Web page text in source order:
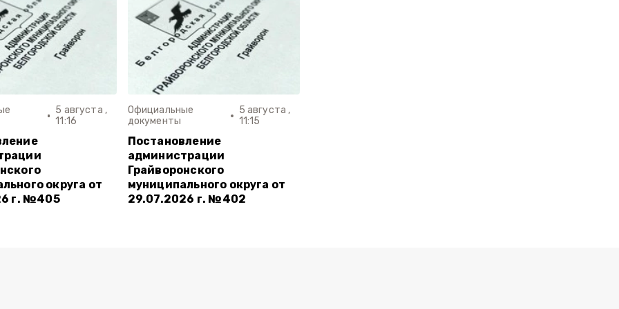
5 августа ,
11:16
округа от
г. №405
Официальные
документы
5 августа ,
11:15
Постановление
администрации
Грайворонского
муниципального округа от
29.07.2026 г. №402